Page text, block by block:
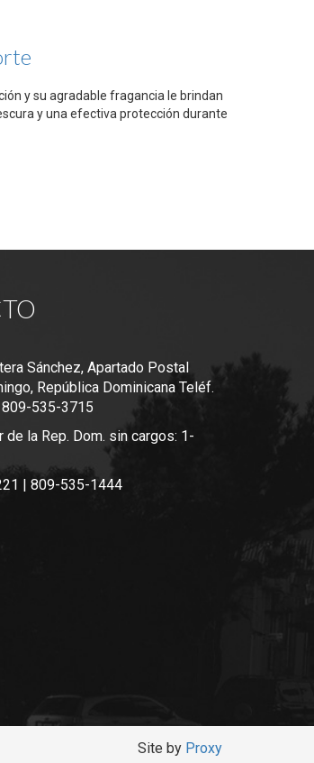
y su agradable fragancia le brindan
y una efectiva protección durante
Sánchez, Apartado Postal
República Dominicana Teléf.
535-3715
la Rep. Dom. sin cargos: 1-
| 809-535-1444
Site by Proxy